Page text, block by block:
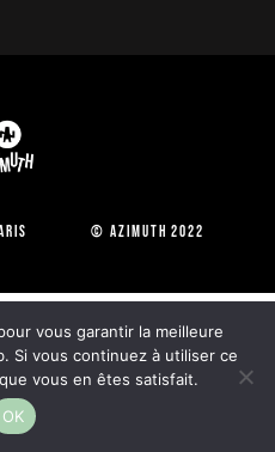
Paris © Azimuth 2022
vous garantir la meilleure
Si vous continuez à utiliser ce
vous en êtes satisfait.
OK